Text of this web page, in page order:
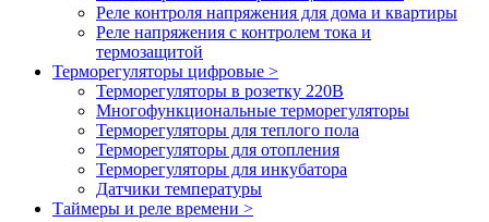
Реле контроля напряжения для дома и квартиры
Реле напряжения с контролем тока и
термозащитой
Терморегуляторы цифровые >
Терморегуляторы в розетку 220В
Многофункциональные терморегуляторы
Терморегуляторы для теплого пола
Терморегуляторы для отопления
Терморегуляторы для инкубатора
Датчики температуры
Таймеры и реле времени >